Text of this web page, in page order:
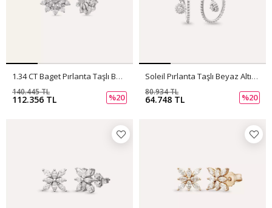
1.34 CT Baget Pırlanta Taşlı Beyaz Altın Küpe
112.356 TL
140.445 TL
%20
Soleil Pırlanta Taşlı Beyaz Altın Küpe
64.748 TL
80.934 TL
%20